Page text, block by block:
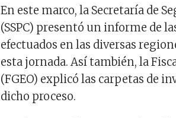
En este marco, la Secretaría de
(SSPC) presentó un informe de
efectuados en las diversas
esta jornada. Así también, la
(FGEO) explicó las carpetas de
dicho proceso.